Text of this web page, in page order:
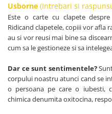
Usborne (Intrebari si
Este o carte cu clapete
Ridicand clapetele, copiii vor afla
au si vor reusi mai bine sa
cum sa le gestioneze si sa
Dar ce sunt sentimentele?
corpului noastru atunci cand se
o persoana pe care o iubesti,
chimica denumita oxitocina,